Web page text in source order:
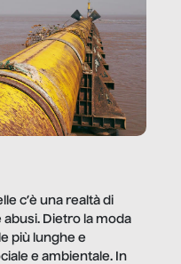
c’è una realtà di
Dietro la moda
più lunghe e
e ambientale. In